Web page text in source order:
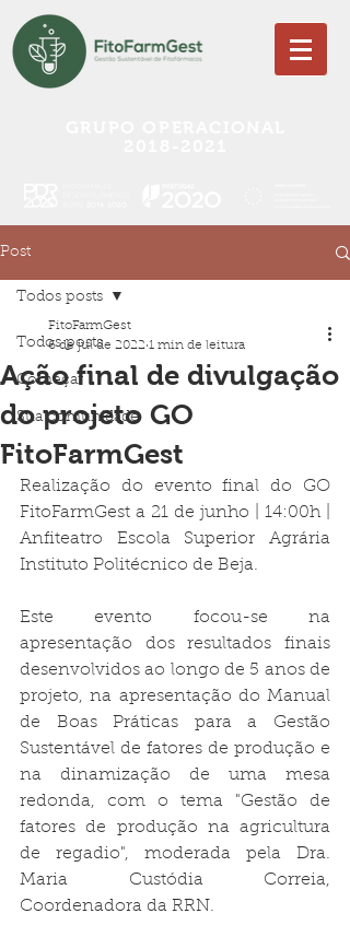
Post
Todos posts
Começar
Sua comunidade
Todos posts
Ação final de divulgação
do projeto GO
FitoFarmGest
FitoFarmGest
6 de jul de 2022 1 min de leitura
Realização do evento final do GO
FitoFarmGest a 21 de junho | 14:00h |
Anfiteatro Escola Superior Agrária
Instituto Politécnico de Beja.
Este evento focou-se na
apresentação dos resultados finais
desenvolvidos ao longo de 5 anos de
projeto, na apresentação do Manual
de Boas Práticas para a Gestão
Sustentável de fatores de produção e
na dinamização de uma mesa
redonda, com o tema "Gestão de
fatores de produção na agricultura
de regadio", moderada pela Dra.
Maria Custódia Correia,
Coordenadora da RRN.